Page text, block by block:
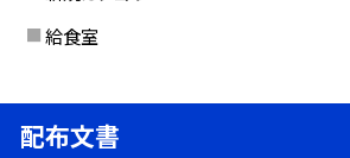
給食室
配布文書